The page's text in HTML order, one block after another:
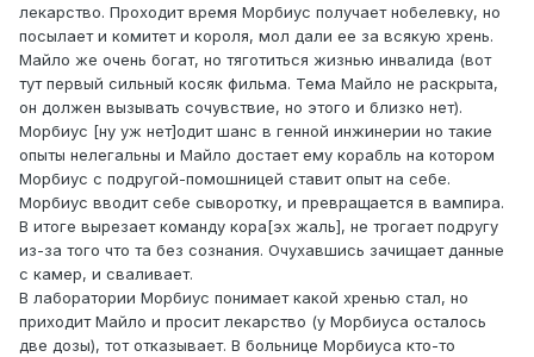
лекарство. Проходит время Морбиус получает нобелевку, но
посылает и комитет и короля, мол дали ее за всякую хрень.
Майло же очень богат, но тяготиться жизнью инвалида (вот
тут первый сильный косяк фильма. Тема Майло не раскрыта,
он должен вызывать сочувствие, но этого и близко нет).
Морбиус [ну уж нет]одит шанс в генной инжинерии но такие
опыты нелегальны и Майло достает ему корабль на котором
Морбиус с подругой-помошницей ставит опыт на себе.
Морбиус вводит себе сыворотку, и превращается в вампира.
В итоге вырезает команду кора[эх жаль], не трогает подругу
из-за того что та без сознания. Очухавшись зачищает данные
с камер, и сваливает.
В лаборатории Морбиус понимает какой хренью стал, но
приходит Майло и просит лекарство (у Морбиуса осталось
две дозы), тот отказывает. В больнице Морбиуса кто-то